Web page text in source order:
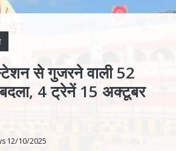
से गुजरने वाली 52
बदला, 4 ट्रेनें 15 अक्टूबर
12/10/2025